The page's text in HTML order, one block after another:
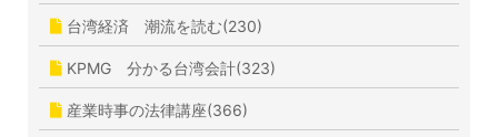
台湾経済 潮流を読む(230)
KPMG 分かる台湾会計(323)
産業時事の法律講座(366)